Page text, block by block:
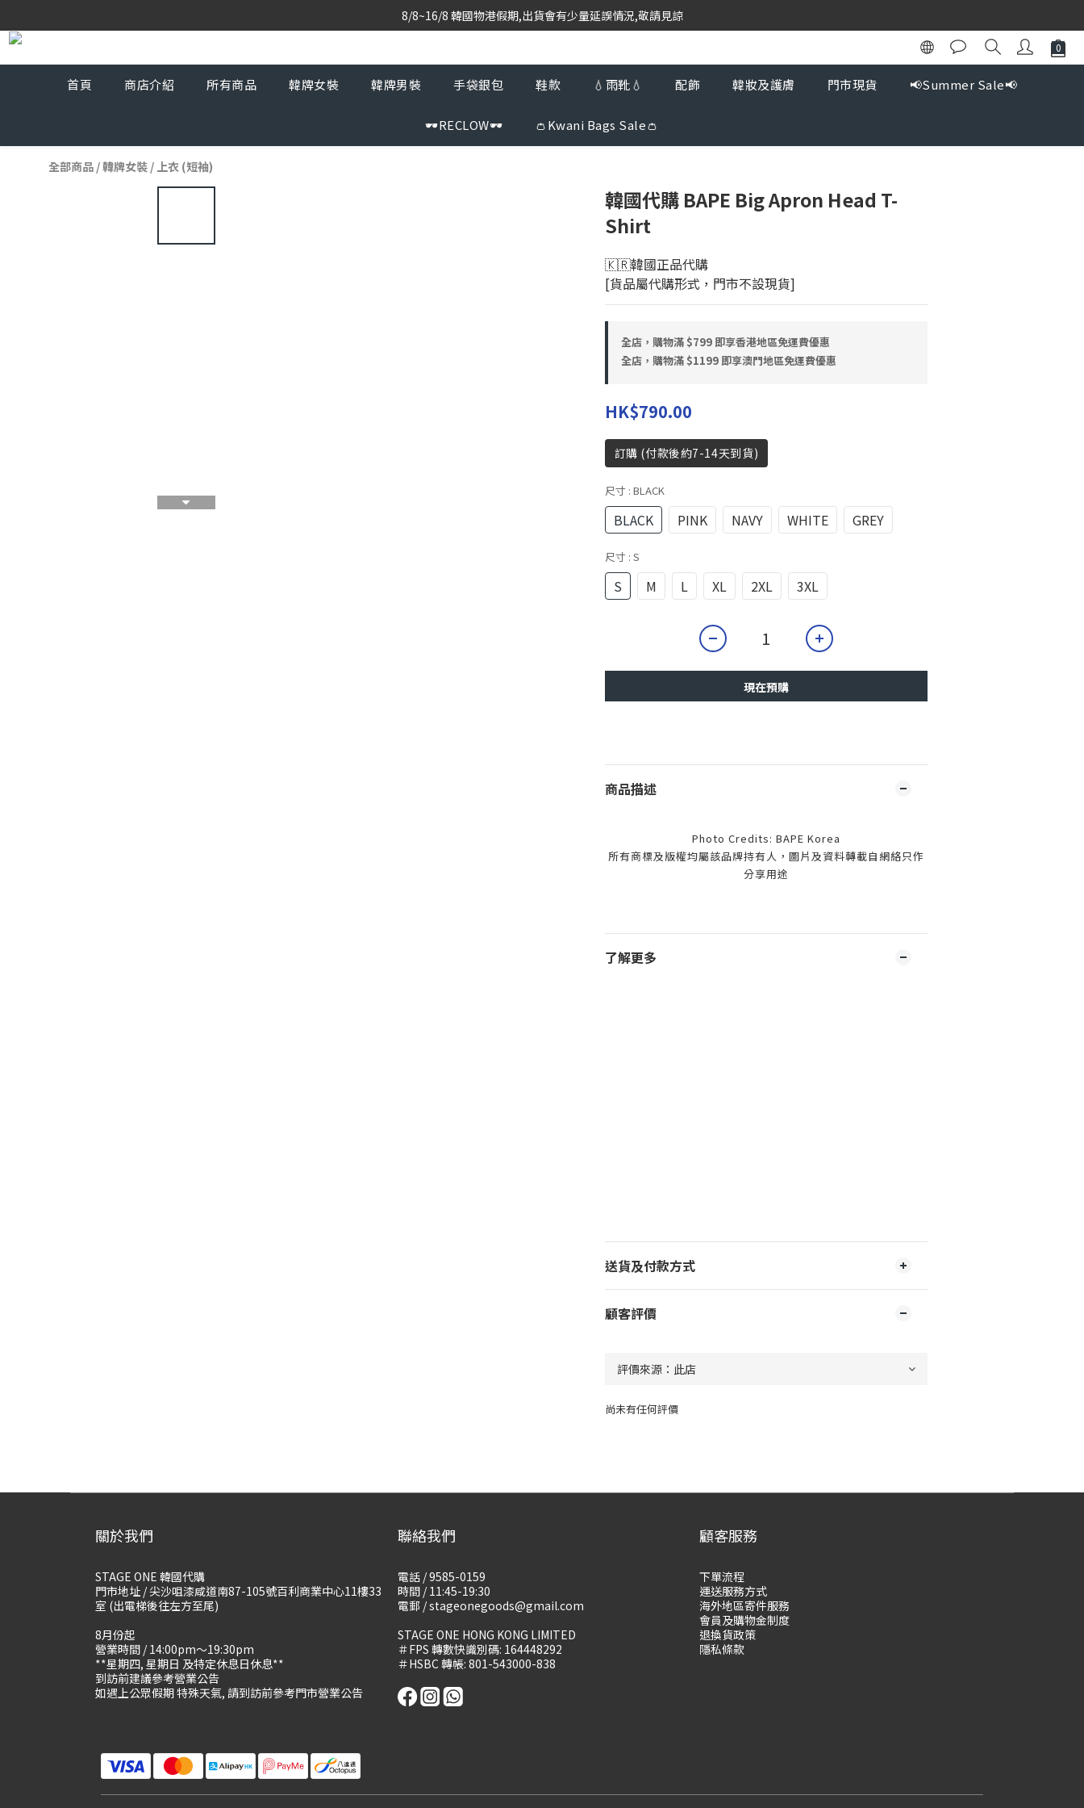
韓國當地代購團隊,每星期韓國直送香港
8/8~16/8 韓國物港假期,出貨會有少量延誤情況,敬請見諒
首頁 商店介紹 所有商品 韓牌女裝 韓牌男裝 手袋銀包 鞋款 💧雨靴💧 配飾 韓妝及護膚 門市現貨 📢Summer Sale📢
🕶️RECLOW🕶️ 👛Kwani Bags Sale👛
全部商品 /韓牌女裝 / 上衣 (短袖)
韓國代購 BAPE Big Apron Head T-
Shirt
🇰🇷韓國正品代購
[貨品屬代購形式，門市不設現貨]
全店，購物滿 $799 即享香港地區免運費優惠
全店，購物滿 $1199 即享澳門地區免運費優惠
HK$790.00
訂購 (付款後約7-14天到貨)
尺寸 : BLACK
BLACK PINK NAVY WHITE GREY
尺寸 : S
S M L XL 2XL 3XL
現在預購
商品描述
Photo Credits: BAPE Korea
所有商標及版權均屬該品牌持有人，圖片及資料轉載自網絡只作
分享用途
了解更多
送貨及付款方式
顧客評價
尚未有任何評價
關於我們
STAGE ONE 韓國代購
門市地址 / 尖沙咀漆咸道南87-105號百利商業中心11樓33
室 (出電梯後往左方至尾)
8月份起
營業時間 / 14:00pm～19:30pm
**星期四, 星期日 及特定休息日休息**
到訪前建議參考營業公告
如遇上公眾假期 特殊天氣, 請到訪前參考門市營業公告
聯絡我們
電話 / 9585-0159
時間 / 11:45-19:30
電郵 / stageonegoods@gmail.com
STAGE ONE HONG KONG LIMITED
＃FPS 轉數快識別碼: 164448292
＃HSBC 轉帳: 801-543000-838
顧客服務
下單流程
運送服務方式
海外地區寄件服務
會員及購物金制度
退換貨政策
隱私條款